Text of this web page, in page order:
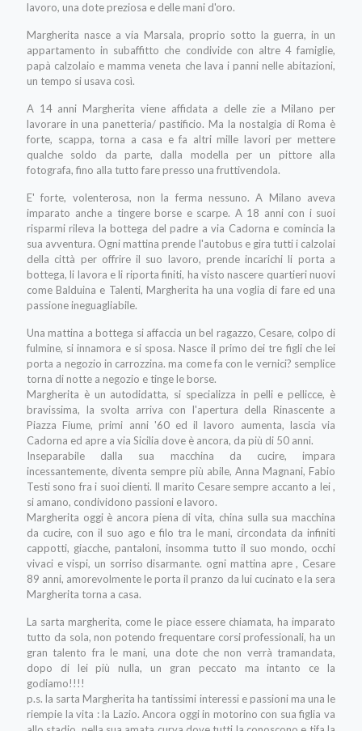
lavoro, una dote preziosa e delle mani d'oro.
Margherita nasce a via Marsala, proprio sotto la guerra, in un
appartamento in subaffitto che condivide con altre 4 famiglie,
papà calzolaio e mamma veneta che lava i panni nelle abitazioni,
un tempo si usava così.
A 14 anni Margherita viene affidata a delle zie a Milano per
lavorare in una panetteria/ pastificio. Ma la nostalgia di Roma è
forte, scappa, torna a casa e fa altri mille lavori per mettere
qualche soldo da parte, dalla modella per un pittore alla
fotografa, fino alla tutto fare presso una fruttivendola.
E' forte, volenterosa, non la ferma nessuno. A Milano aveva
imparato anche a tingere borse e scarpe. A 18 anni con i suoi
risparmi rileva la bottega del padre a via Cadorna e comincia la
sua avventura. Ogni mattina prende l'autobus e gira tutti i calzolai
della città per offrire il suo lavoro, prende incarichi li porta a
bottega, li lavora e li riporta finiti, ha visto nascere quartieri nuovi
come Balduina e Talenti, Margherita ha una voglia di fare ed una
passione ineguagliabile.
Una mattina a bottega si affaccia un bel ragazzo, Cesare, colpo di
fulmine, si innamora e si sposa. Nasce il primo dei tre figli che lei
porta a negozio in carrozzina. ma come fa con le vernici? semplice
torna di notte a negozio e tinge le borse.
Margherita è un autodidatta, si specializza in pelli e pellicce, è
bravissima, la svolta arriva con l'apertura della Rinascente a
Piazza Fiume, primi anni '60 ed il lavoro aumenta, lascia via
Cadorna ed apre a via Sicilia dove è ancora, da più di 50 anni.
Inseparabile dalla sua macchina da cucire, impara
incessantemente, diventa sempre più abile, Anna Magnani, Fabio
Testi sono fra i suoi clienti. Il marito Cesare sempre accanto a lei ,
si amano, condividono passioni e lavoro.
Margherita oggi è ancora piena di vita, china sulla sua macchina
da cucire, con il suo ago e filo tra le mani, circondata da infiniti
cappotti, giacche, pantaloni, insomma tutto il suo mondo, occhi
vivaci e vispi, un sorriso disarmante. ogni mattina apre , Cesare
89 anni, amorevolmente le porta il pranzo da lui cucinato e la sera
Margherita torna a casa.
La sarta margherita, come le piace essere chiamata, ha imparato
tutto da sola, non potendo frequentare corsi professionali, ha un
gran talento fra le mani, una dote che non verrà tramandata,
dopo di lei più nulla, un gran peccato ma intanto ce la
godiamo!!!!
p.s. la sarta Margherita ha tantissimi interessi e passioni ma una le
riempie la vita : la Lazio. Ancora oggi in motorino con sua figlia va